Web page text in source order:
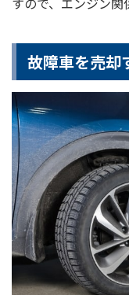
故障車を売却